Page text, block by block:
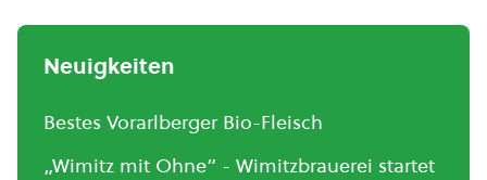
Neuigkeiten
Bestes Vorarlberger Bio-Fleisch
„Wimitz mit Ohne“ - Wimitzbrauerei startet